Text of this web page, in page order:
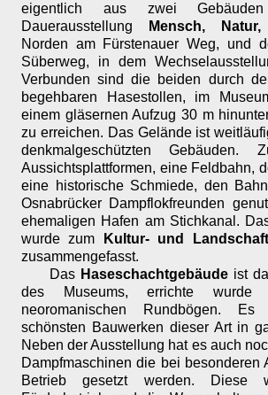
eigentlich aus zwei
Dauerausstellung
Mensch,
Norden am Fürstenauer Weg, und
Süberweg, in dem
Verbunden sind die beiden durch
begehbaren Hasestollen, im
einem gläsernen Aufzug 30 m
zu erreichen. Das Gelände ist
denkmalgeschützten
Aussichtsplattformen, eine Feldbahn,
eine historische Schmiede, den
Osnabrücker Dampflokfreunden
ehemaligen Hafen am Stichkanal.
wurde zum
Kultur- und
zusammengefasst.
Das Haseschachtgebäude ist
des Museums, errichte
neoromanischen Rundbögen.
schönsten Bauwerken dieser Art in
Neben der Ausstellung hat es auch
Dampfmaschinen die bei besonderen
Betrieb gesetzt werden. Diese